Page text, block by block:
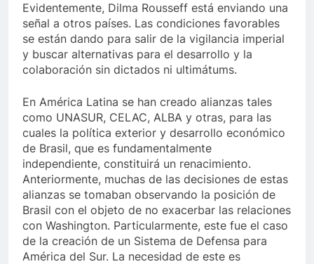
Evidentemente, Dilma Rousseff está enviando una
señal a otros países. Las condiciones favorables
se están dando para salir de la vigilancia imperial
y buscar alternativas para el desarrollo y la
colaboración sin dictados ni ultimátums.
En América Latina se han creado alianzas tales
como UNASUR, CELAC, ALBA y otras, para las
cuales la política exterior y desarrollo económico
de Brasil, que es fundamentalmente
independiente, constituirá un renacimiento.
Anteriormente, muchas de las decisiones de estas
alianzas se tomaban observando la posición de
Brasil con el objeto de no exacerbar las relaciones
con Washington. Particularmente, este fue el caso
de la creación de un Sistema de Defensa para
América del Sur. La necesidad de este es